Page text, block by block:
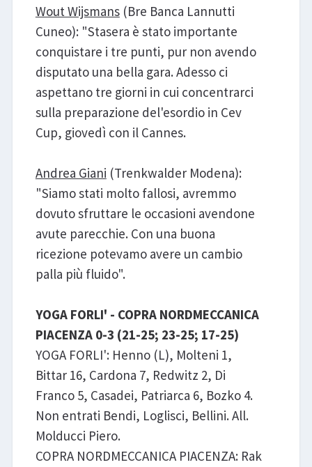
Wout Wijsmans(Bre Banca Lannutti
Cuneo): "Stasera è stato importante
conquistare i tre punti, pur non avendo
disputato una bella gara. Adesso ci
aspettano tre giorni in cui concentrarci
sulla preparazione del'esordio in Cev
Cup, giovedì con il Cannes.
Andrea Giani (Trenkwalder Modena):
"Siamo stati molto fallosi, avremmo
dovuto sfruttare le occasioni avendone
avute parecchie. Con una buona
ricezione potevamo avere un cambio
palla più fluido".
YOGA FORLI' - COPRA NORDMECCANICA
PIACENZA 0-3 (21-25; 23-25; 17-25)
YOGA FORLI': Henno (L), Molteni 1,
Bittar 16, Cardona 7, Redwitz 2, Di
Franco 5, Casadei, Patriarca 6, Bozko 4.
Non entrati Bendi, Loglisci, Bellini. All.
Molducci Piero.
COPRA NORDMECCANICA PIACENZA: Rak